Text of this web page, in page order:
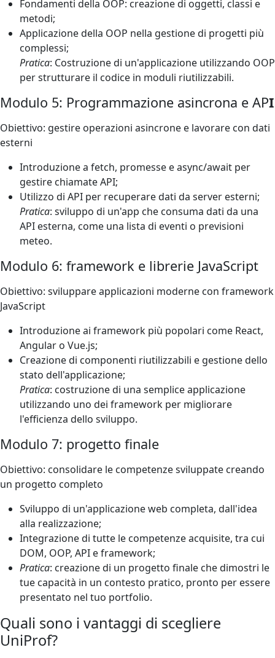
Fondamenti della OOP: creazione di oggetti, classi e
metodi;
Applicazione della OOP nella gestione di progetti più
complessi;
Pratica: Costruzione di un'applicazione utilizzando OOP
per strutturare il codice in moduli riutilizzabili.
Modulo 5: Programmazione asincrona e API
Obiettivo: gestire operazioni asincrone e lavorare con dati
esterni
Introduzione a fetch, promesse e async/await per
gestire chiamate API;
Utilizzo di API per recuperare dati da server esterni;
Pratica: sviluppo di un'app che consuma dati da una
API esterna, come una lista di eventi o previsioni
meteo.
Modulo 6: framework e librerie JavaScript
Obiettivo: sviluppare applicazioni moderne con framework
JavaScript
Introduzione ai framework più popolari come React,
Angular o Vue.js;
Creazione di componenti riutilizzabili e gestione dello
stato dell'applicazione;
Pratica: costruzione di una semplice applicazione
utilizzando uno dei framework per migliorare
l'efficienza dello sviluppo.
Modulo 7: progetto finale
Obiettivo: consolidare le competenze sviluppate creando
un progetto completo
Sviluppo di un'applicazione web completa, dall'idea
alla realizzazione;
Integrazione di tutte le competenze acquisite, tra cui
DOM, OOP, API e framework;
Pratica: creazione di un progetto finale che dimostri le
tue capacità in un contesto pratico, pronto per essere
presentato nel tuo portfolio.
Quali sono i vantaggi di scegliere
UniProf?